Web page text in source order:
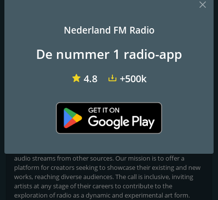
Noise Radio
Noise Radio is started in 2024 and is a non-commercial
independent radio station. We broadcast 24/7 sound art related
tracks such as fieldrecordings, soundscapes, nature recordings,
audio streams from other sources. Our mission is to offer a
platform for creators seeking to showcase their existing and new
works, reaching diverse audiences. The call is inclusive, inviting
artists at any stage of their careers to contribute to the
exploration of radio as a dynamic and experimental art form.
Nederland FM Radio
De nummer 1 radio-app
4.8 +500k